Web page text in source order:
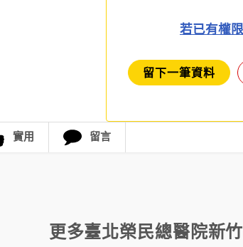
若已有權
留下一筆資料
實用 留言
更多臺北榮民總醫院新